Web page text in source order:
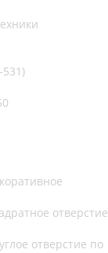
отверстие
отверстие по